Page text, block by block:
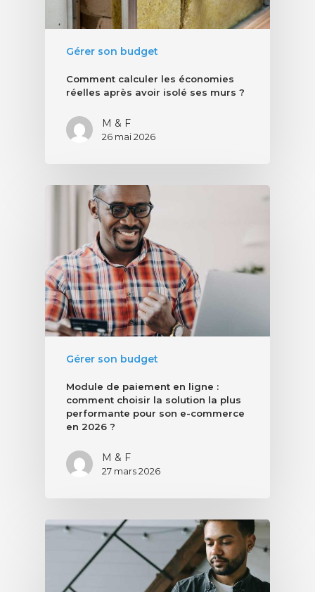
Gérer son budget
Comment calculer les économies
réelles après avoir isolé ses murs ?
M & F
26 mai 2026
Gérer son budget
Module de paiement en ligne :
comment choisir la solution la plus
performante pour son e-commerce
en 2026 ?
M & F
27 mars 2026